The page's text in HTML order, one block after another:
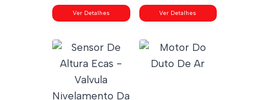
Ver Detalhes Ver Detalhes